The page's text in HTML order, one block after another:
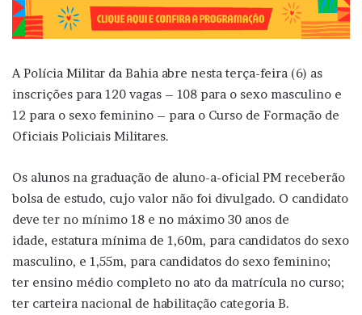
A Polícia Militar da Bahia abre nesta terça-feira (6) as
inscrições para 120 vagas – 108 para o sexo masculino e
12 para o sexo feminino – para o Curso de Formação de
Oficiais Policiais Militares.
Os alunos na graduação de aluno-a-oficial PM receberão
bolsa de estudo, cujo valor não foi divulgado. O candidato
deve ter no mínimo 18 e no máximo 30 anos de
idade, estatura mínima de 1,60m, para candidatos do sexo
masculino, e 1,55m, para candidatos do sexo feminino;
ter ensino médio completo no ato da matrícula no curso;
ter carteira nacional de habilitação categoria B.